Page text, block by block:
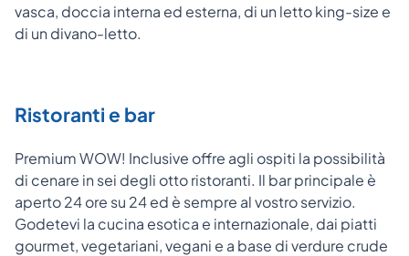
vasca, doccia interna ed esterna, di un letto king-size e
di un divano-letto.
Ristoranti e bar
Premium WOW! Inclusive offre agli ospiti la possibilità
di cenare in sei degli otto ristoranti. Il bar principale è
aperto 24 ore su 24 ed è sempre al vostro servizio.
Godetevi la cucina esotica e internazionale, dai piatti
gourmet, vegetariani, vegani e a base di verdure crude